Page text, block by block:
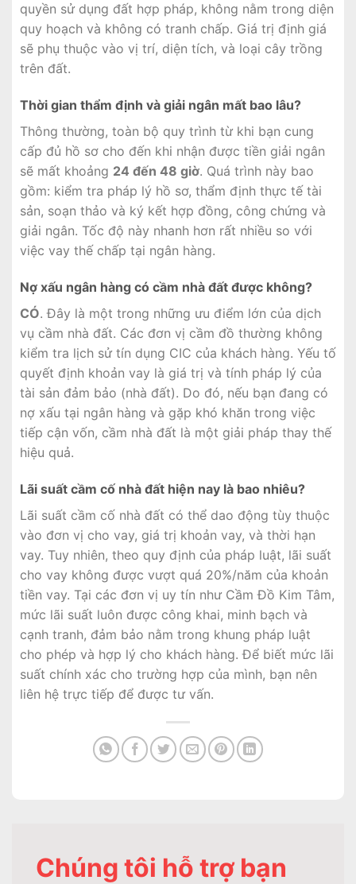
quyền sử dụng đất hợp pháp, không nằm trong diện
quy hoạch và không có tranh chấp. Giá trị định giá
sẽ phụ thuộc vào vị trí, diện tích, và loại cây trồng
trên đất.
Thời gian thẩm định và giải ngân mất bao lâu?
Thông thường, toàn bộ quy trình từ khi bạn cung
cấp đủ hồ sơ cho đến khi nhận được tiền giải ngân
sẽ mất khoảng 24 đến 48 giờ. Quá trình này bao
gồm: kiểm tra pháp lý hồ sơ, thẩm định thực tế tài
sản, soạn thảo và ký kết hợp đồng, công chứng và
giải ngân. Tốc độ này nhanh hơn rất nhiều so với
việc vay thế chấp tại ngân hàng.
Nợ xấu ngân hàng có cầm nhà đất được không?
CÓ. Đây là một trong những ưu điểm lớn của dịch
vụ cầm nhà đất. Các đơn vị cầm đồ thường không
kiểm tra lịch sử tín dụng CIC của khách hàng. Yếu tố
quyết định khoản vay là giá trị và tính pháp lý của
tài sản đảm bảo (nhà đất). Do đó, nếu bạn đang có
nợ xấu tại ngân hàng và gặp khó khăn trong việc
tiếp cận vốn, cầm nhà đất là một giải pháp thay thế
hiệu quả.
Lãi suất cầm cố nhà đất hiện nay là bao nhiêu?
Lãi suất cầm cố nhà đất có thể dao động tùy thuộc
vào đơn vị cho vay, giá trị khoản vay, và thời hạn
vay. Tuy nhiên, theo quy định của pháp luật, lãi suất
cho vay không được vượt quá 20%/năm của khoản
tiền vay. Tại các đơn vị uy tín như Cầm Đồ Kim Tâm,
mức lãi suất luôn được công khai, minh bạch và
cạnh tranh, đảm bảo nằm trong khung pháp luật
cho phép và hợp lý cho khách hàng. Để biết mức lãi
suất chính xác cho trường hợp của mình, bạn nên
liên hệ trực tiếp để được tư vấn.
Chúng tôi hỗ trợ bạn